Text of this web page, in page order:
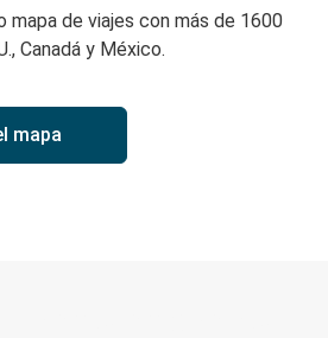
mapa de viajes con más de 1600
Canadá y México.
mapa